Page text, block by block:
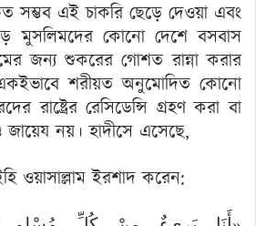
সম্ভব এই চাকরি ছেড়ে দেওয়া এবং
মুসলিমদের কোনো দেশে বসবাস
জন্য শুকরের গোশত রান্না করার
শরীয়ত অনুমোদিত কোনো
রাষ্ট্রের রেসিডেন্সি গ্রহণ করা বা
নয়। হাদীসে এসেছে,
ওয়াসাল্লাম ইরশাদ করেন: